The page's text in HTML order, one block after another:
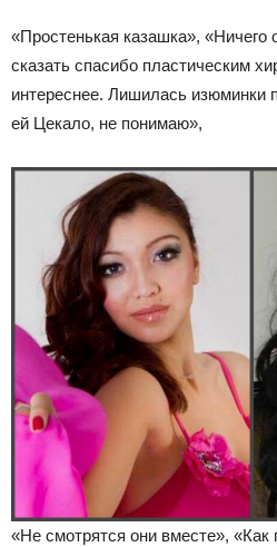
«Простенькая казашка», «Ничего
сказать спасибо пластическим
интереснее. Лишилась изюминки
ей Цекало, не понимаю»,
«Не смотрятся они вместе», «Как